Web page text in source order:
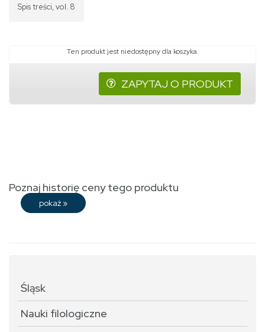
Spis treści, vol. 8
Ten produkt jest niedostępny dla koszyka.
ZAPYTAJ O PRODUKT
Poznaj historię ceny tego produktu
pokaż »
Śląsk
Nauki filologiczne